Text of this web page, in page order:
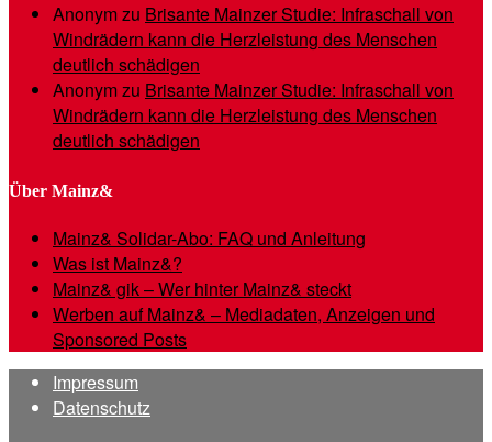
Anonymzu Brisante Mainzer Studie: Infraschall von
Windrädern kann die Herzleistung des Menschen
deutlich schädigen
Anonymzu Brisante Mainzer Studie: Infraschall von
Windrädern kann die Herzleistung des Menschen
deutlich schädigen
Über Mainz&
Mainz& Solidar-Abo: FAQ und Anleitung
Was ist Mainz&?
Mainz& gik – Wer hinter Mainz& steckt
Werben auf Mainz& – Mediadaten, Anzeigen und
Sponsored Posts
Impressum
Datenschutz